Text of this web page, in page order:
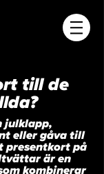
till de
julklapp,
eller gåva till
presentkort på
är en
kombinerar